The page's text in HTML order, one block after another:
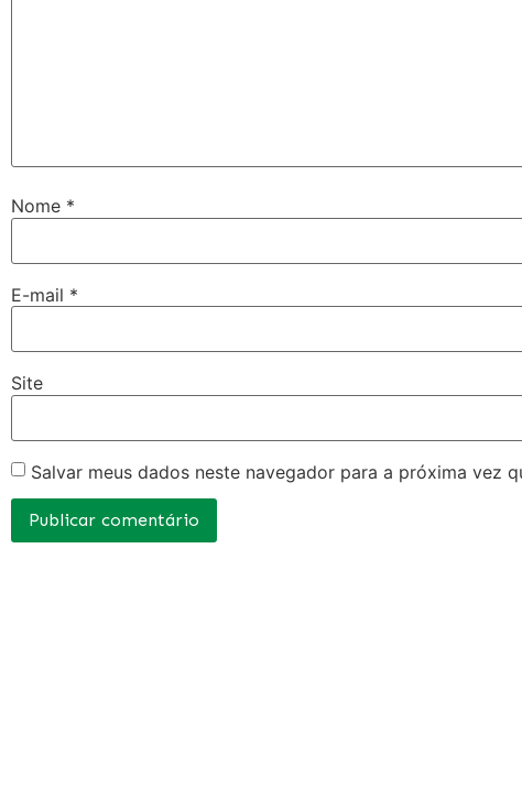
Nome *
E-mail *
Site
Salvar meus dados neste navegador para a próxima vez